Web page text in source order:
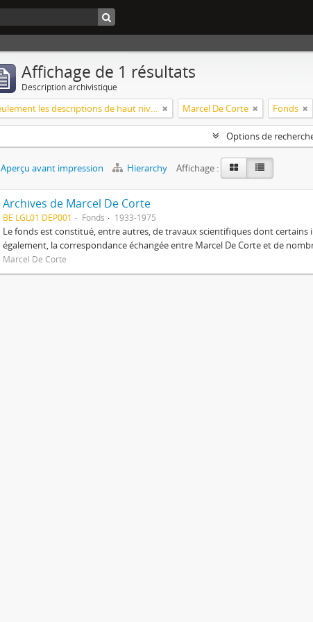
Affichage de 1 résultats
Description archivistique
Seulement les descriptions de haut niveau Marcel De Corte Fonds
Options de
Aperçu avant impression Hierarchy Affichage :
Archives de Marcel De Corte
BE LGL01 DEP001 Fonds 1933-1975
Le fonds est constitué, entre autres, de travaux scientifiques dont
également, la correspondance échangée entre Marcel De Corte et de
Marcel De Corte